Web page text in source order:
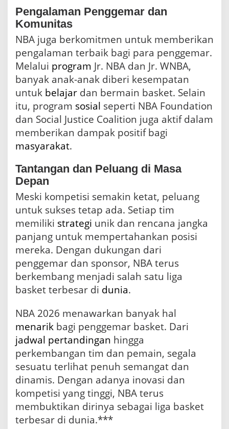
Pengalaman Penggemar dan
Komunitas
NBA juga berkomitmen untuk memberikan
pengalaman terbaik bagi para penggemar.
Melalui program Jr. NBA dan Jr. WNBA,
banyak anak-anak diberi kesempatan
untuk belajar dan bermain basket. Selain
itu, program sosial seperti NBA Foundation
dan Social Justice Coalition juga aktif dalam
memberikan dampak positif bagi
masyarakat.
Tantangan dan Peluang di Masa
Depan
Meski kompetisi semakin ketat, peluang
untuk sukses tetap ada. Setiap tim
memiliki strategi unik dan rencana jangka
panjang untuk mempertahankan posisi
mereka. Dengan dukungan dari
penggemar dan sponsor, NBA terus
berkembang menjadi salah satu liga
basket terbesar di dunia.
NBA 2026 menawarkan banyak hal
menarik bagi penggemar basket. Dari
jadwal pertandingan hingga
perkembangan tim dan pemain, segala
sesuatu terlihat penuh semangat dan
dinamis. Dengan adanya inovasi dan
kompetisi yang tinggi, NBA terus
membuktikan dirinya sebagai liga basket
terbesar di dunia.***